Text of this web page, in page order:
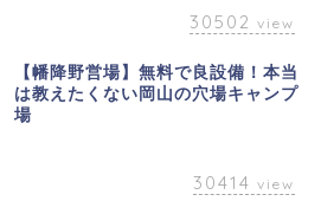
30502 view
【幡降野営場】無料で良設備！本当
は教えたくない岡山の穴場キャンプ
場
30414 view